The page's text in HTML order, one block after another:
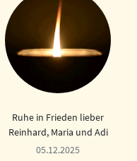
Ruhe in Frieden lieber
Reinhard, Maria und Adi
05.12.2025